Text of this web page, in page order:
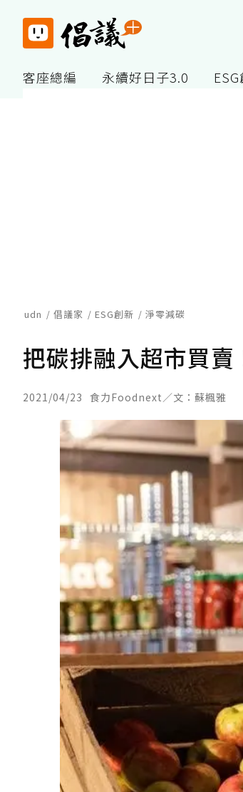
客座總編 永續好日子3.0
udn 倡議家 ESG創新 淨零減碳
把碳排融入超市買賣
2021/04/23 食力Foodnext／文：蘇楓雅